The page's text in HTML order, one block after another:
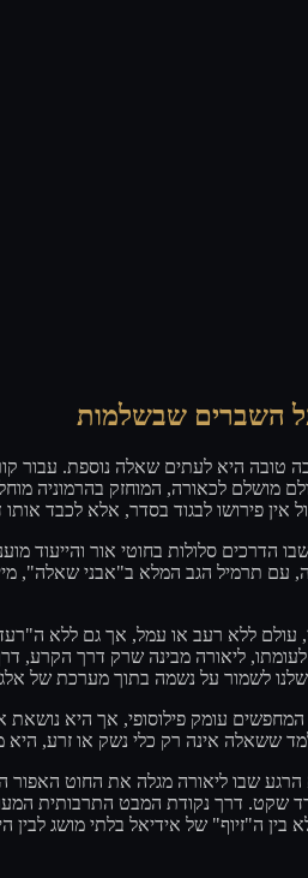
השברים שבשלמות
היא לעתים שאלה נוספת. עבור
מושלם לכאורה, המוחזק בהרמוניה
אין פירושו לבגוד בסדר, אלא לכבד
הדרכים סלולות בחוטי אור והייעוד
עם תרמיל הגב המלא ב"אבני
עולם ללא רעב או עמל, אך גם ללא
ליאורה מבינה שרק דרך הקרע,
שלנו לשמור על נשמה בתוך מערכת של
המחפשים עומק פילוסופי, אך היא
אינה רק כלי נשק או זרע, היא
הרגע שבו ליאורה מגלה את החוט
דרך נקודת המבט התרבותית
בין ה"זיוף" של אידיאל בלתי מושג